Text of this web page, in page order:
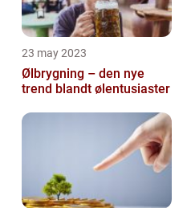
23 may 2023
Ølbrygning – den nye
trend blandt ølentusiaster